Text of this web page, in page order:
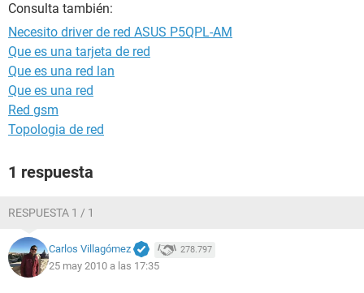
Consulta también:
Necesito driver de red ASUS P5QPL-AM
Que es una tarjeta de red
Que es una red lan
Que es una red
Red gsm
Topologia de red
1 respuesta
RESPUESTA 1 / 1
Carlos Villagómez 278.797
25 may 2010 a las 17:35